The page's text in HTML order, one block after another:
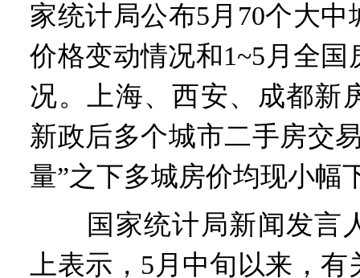
家统计局公布5月70个大
价格变动情况和1~5月全
况。上海、西安、成都新
新政后多个城市二手房交
量”之下多城房价均现小幅
国家统计局新闻发言
上表示，5月中旬以来，